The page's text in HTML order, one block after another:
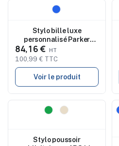
Stylo bille luxe
personnalisé Parker
Sonnet
84,16 €
100,99 € TTC
Voir le produit
Stylo poussoir